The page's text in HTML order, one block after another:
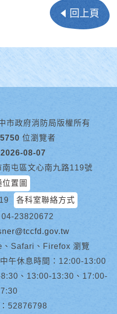
回上頁
政府消防局版權所有
位瀏覽者
2026-08-07
屯區文心南九路119號
位置圖
各科室聯絡方式
04-23820672
Safari、Firefox 瀏覽
午休息時間：12:00-13:00
8:30、13:00-13:30、17:00-
52876798